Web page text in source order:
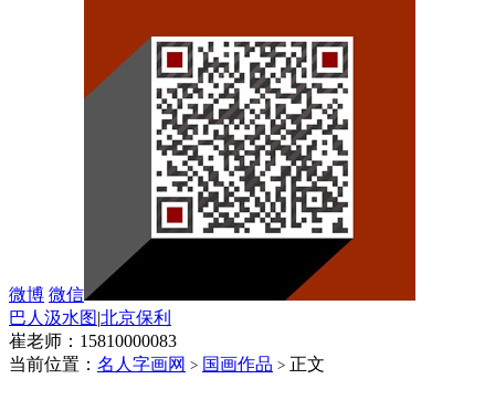
微博 微信
巴人汲水图|北京保利
崔老师：15810000083
当前位置： 名人字画网 > 国画作品 > 正文